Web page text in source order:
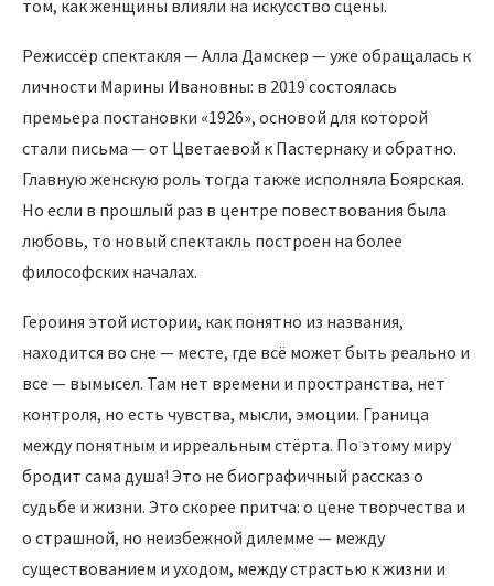
том, как женщины влияли на искусство сцены.
Режиссёр спектакля — Алла Дамскер — уже обращалась к
личности Марины Ивановны: в 2019 состоялась
премьера постановки «1926», основой для которой
стали письма — от Цветаевой к Пастернаку и обратно.
Главную женскую роль тогда также исполняла Боярская.
Но если в прошлый раз в центре повествования была
любовь, то новый спектакль построен на более
философских началах.
Героиня этой истории, как понятно из названия,
находится во сне — месте, где всё может быть реально и
все — вымысел. Там нет времени и пространства, нет
контроля, но есть чувства, мысли, эмоции. Граница
между понятным и ирреальным стёрта. По этому миру
бродит сама душа! Это не биографичный рассказ о
судьбе и жизни. Это скорее притча: о цене творчества и
о страшной, но неизбежной дилемме — между
существованием и уходом, между страстью к жизни и